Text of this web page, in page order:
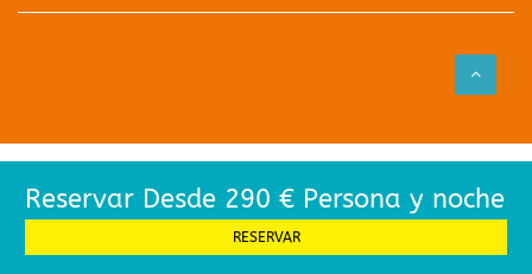
Reservar Desde 290 € Persona y noche
RESERVAR